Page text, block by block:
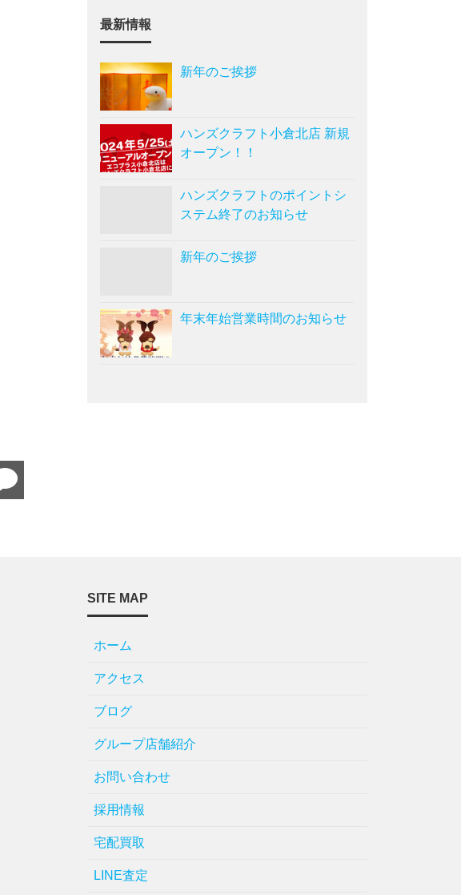
最新情報
新年のご挨拶
ハンズクラフト小倉北店 新規
オープン！！
ハンズクラフトのポイントシ
ステム終了のお知らせ
新年のご挨拶
年末年始営業時間のお知らせ
SITE MAP
ホーム
アクセス
ブログ
グループ店舗紹介
お問い合わせ
採用情報
宅配買取
LINE査定